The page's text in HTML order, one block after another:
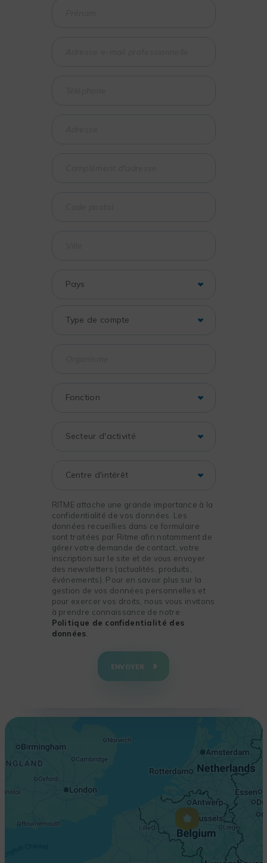
RITME attache une grande importance à la
confidentialité de vos données. Les
données recueillies dans ce formulaire
sont traitées par Ritme afin notamment de
gérer votre demande de contact, votre
inscription sur le site et de vous envoyer
des newsletters (actualités, produits,
événements). Pour en savoir plus sur la
gestion de vos données personnelles et
pour exercer vos droits, nous vous invitons
à prendre connaissance de notre
Politique de confidentialité des
données
ENVOYER